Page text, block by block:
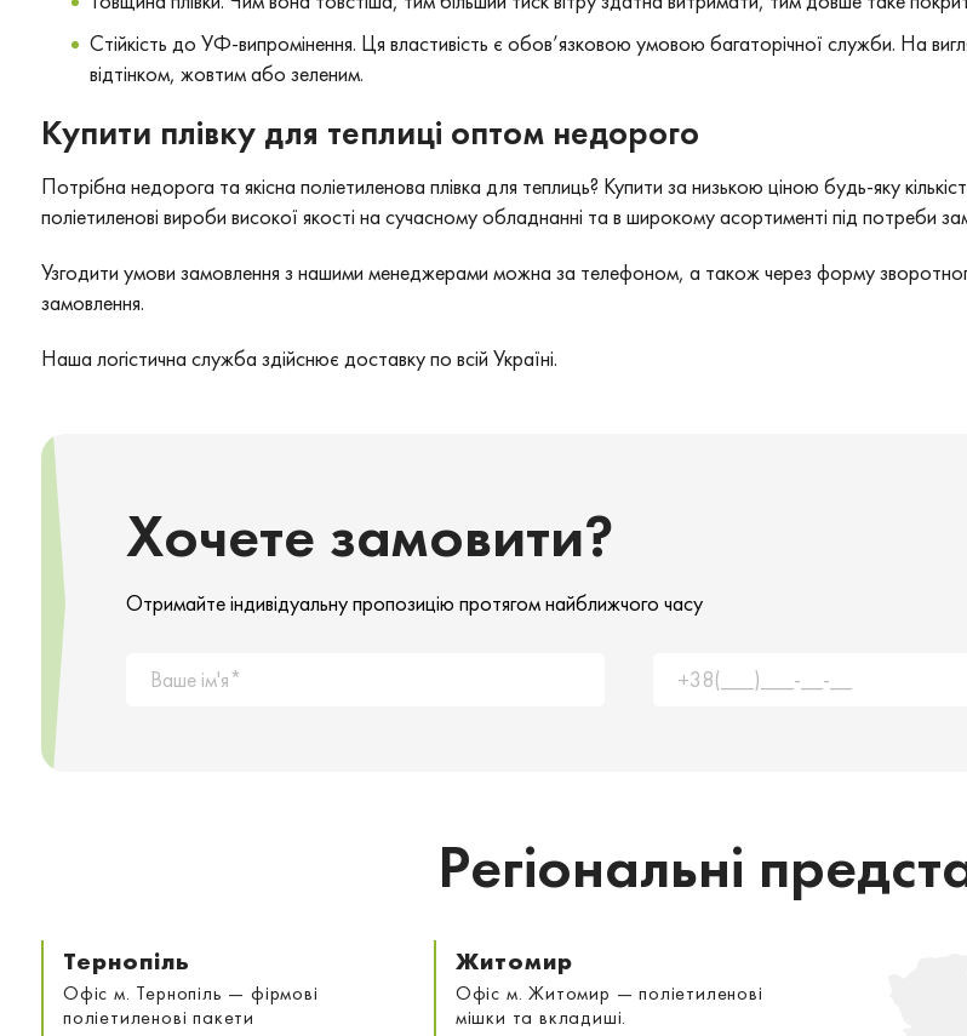
Стійкість до УФ-випромінення. Ця властивість є обов’язковою умовою багаторічної служби. На
відтінком, жовтим або зеленим.
Купити плівку для теплиці оптом недорого
Потрібна недорога та якісна поліетиленова плівка для теплиць? Купити за низькою ціною будь-яку
поліетиленові вироби високої якості на сучасному обладнанні та в широкому асортименті під потреби
Узгодити умови замовлення з нашими менеджерами можна за телефоном, а також через форму
замовлення.
Наша логістична служба здійснює доставку по всій Україні.
Хочете замовити?
Отримайте індивідуальну пропозицію протягом найближчого часу
Регіональні
Тернопіль
Офіс м. Тернопіль — фірмові
поліетиленові пакети
Житомир
Офіс м. Житомир — поліетиленові
мішки та вкладиші.